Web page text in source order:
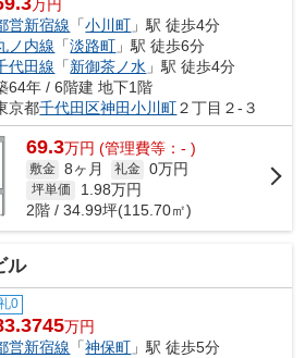
万円
営新宿線 「小川町 」駅 徒歩4分
ノ内線 「淡路町 」駅 徒歩6分
代田線 「新御茶ノ水 」駅 徒歩4分
64年 / 6階建 地下1階
京都千代田区神田小川町２丁目２-３
69.3万円 (管理費等：- )
敷金 8ヶ月 礼金 0万円
坪単価 1.98万円
2階 / 34.99坪(115.70㎡)
ル
0
万円
営新宿線 「神保町 」駅 徒歩5分